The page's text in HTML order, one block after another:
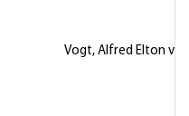
Vogt, Alfred Elton van